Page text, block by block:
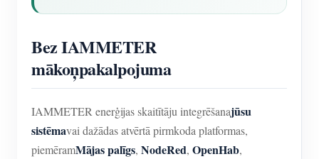
Bez IAMMETER
mākoņpakalpojuma
IAMMETER enerģijas skaitītāju integrēšanajūsu
sistēmavai dažādas atvērtā pirmkoda platformas,
piemēramMājas palīgs, NodeRed, OpenHab,